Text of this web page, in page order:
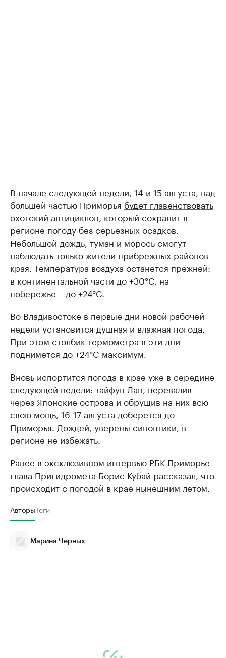
В начале следующей недели, 14 и 15 августа, над
большей частью Приморья будет главенствовать
охотский антициклон, который сохранит в
регионе погоду без серьезных осадков.
Небольшой дождь, туман и морось смогут
наблюдать только жители прибрежных районов
края. Температура воздуха останется прежней:
в континентальной части до +30°C, на
побережье – до +24°C.
Во Владивостоке в первые дни новой рабочей
недели установится душная и влажная погода.
При этом столбик термометра в эти дни
поднимется до +24°C максимум.
Вновь испортится погода в крае уже в середине
следующей недели: тайфун Лан, перевалив
через Японские острова и обрушив на них всю
свою мощь, 16-17 августа доберется до
Приморья. Дождей, уверены синоптики, в
регионе не избежать.
Ранее в эксклюзивном интервью РБК Приморье
глава Пригидромета Борис Кубай рассказал, что
происходит с погодой в крае нынешним летом.
АвторыТеги
Марина Черных